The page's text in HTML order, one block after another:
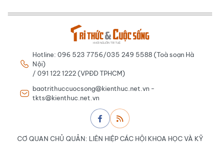
Hotline: 096 523 7756/035 249 5588 (Toà soạn Hà
Nội)
/ 091 122 1222 (VPĐD TPHCM)
baotrithuccuocsong@kienthuc.net.vn -
tkts@kienthuc.net.vn
CƠ QUAN CHỦ QUẢN: LIÊN HIỆP CÁC HỘI KHOA HỌC VÀ KỸ